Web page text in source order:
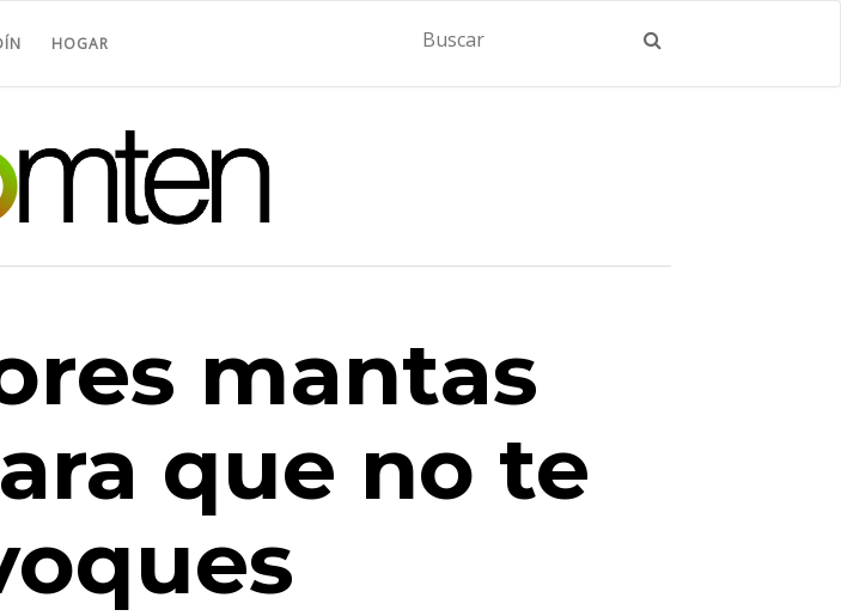
HOGAR
mantas
que no te